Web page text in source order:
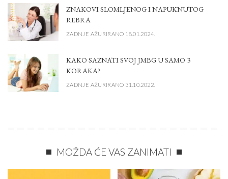
ZNAKOVI SLOMLJENOG I NAPUKNUTOG
REBRA
ZADNJE AŽURIRANO 18.01.2024.
KAKO SAZNATI SVOJ JMBG U SAMO 3
KORAKA?
ZADNJE AŽURIRANO 31.10.2022.
MOŽDA ĆE VAS ZANIMATI